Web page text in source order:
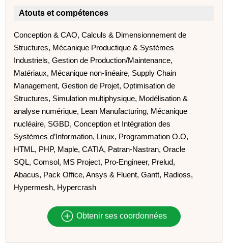
Atouts et compétences
Conception & CAO, Calculs & Dimensionnement de
Structures, Mécanique Productique & Systèmes
Industriels, Gestion de Production/Maintenance,
Matériaux, Mécanique non-linéaire, Supply Chain
Management, Gestion de Projet, Optimisation de
Structures, Simulation multiphysique, Modélisation &
analyse numérique, Lean Manufacturing, Mécanique
nucléaire, SGBD, Conception et Intégration des
Systèmes d’Information, Linux, Programmation O.O,
HTML, PHP, Maple, CATIA, Patran-Nastran, Oracle
SQL, Comsol, MS Project, Pro-Engineer, Prelud,
Abacus, Pack Office, Ansys & Fluent, Gantt, Radioss,
Hypermesh, Hypercrash
Obtenir ses coordonnées